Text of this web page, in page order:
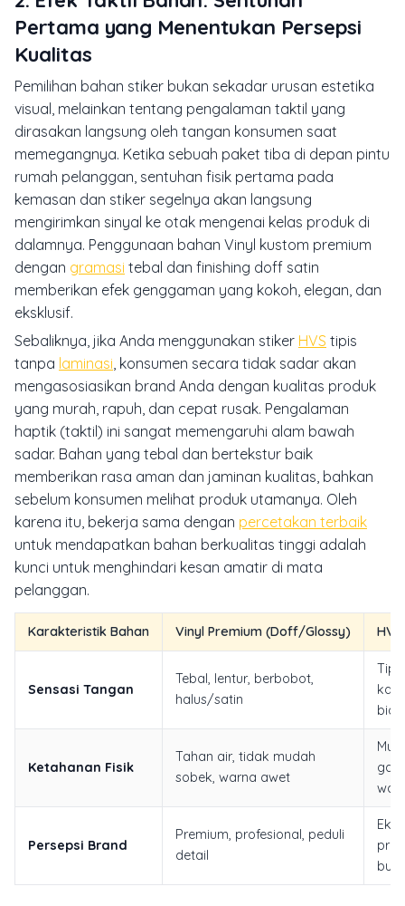
Pertama yang Menentukan Persepsi
Kualitas
Pemilihan bahan stiker bukan sekadar urusan estetika
visual, melainkan tentang pengalaman taktil yang
dirasakan langsung oleh tangan konsumen saat
memegangnya. Ketika sebuah paket tiba di depan pintu
rumah pelanggan, sentuhan fisik pertama pada
kemasan dan stiker segelnya akan langsung
mengirimkan sinyal ke otak mengenai kelas produk di
dalamnya. Penggunaan bahan Vinyl kustom premium
dengan gramasi tebal dan finishing doff satin
memberikan efek genggaman yang kokoh, elegan, dan
eksklusif.
Sebaliknya, jika Anda menggunakan stiker HVS tipis
tanpa laminasi, konsumen secara tidak sadar akan
mengasosiasikan brand Anda dengan kualitas produk
yang murah, rapuh, dan cepat rusak. Pengalaman
haptik (taktil) ini sangat memengaruhi alam bawah
sadar. Bahan yang tebal dan bertekstur baik
memberikan rasa aman dan jaminan kualitas, bahkan
sebelum konsumen melihat produk utamanya. Oleh
karena itu, bekerja sama dengan percetakan terbaik
untuk mendapatkan bahan berkualitas tinggi adalah
kunci untuk menghindari kesan amatir di mata
pelanggan.
Karakteristik Bahan Vinyl Premium (Doff/Glossy)
Sensasi Tangan
Tebal, lentur, berbobot,
halus/satin
Ketahanan Fisik
Tahan air, tidak mudah
sobek, warna awet
Persepsi Brand
Premium, profesional, peduli
detail
buru